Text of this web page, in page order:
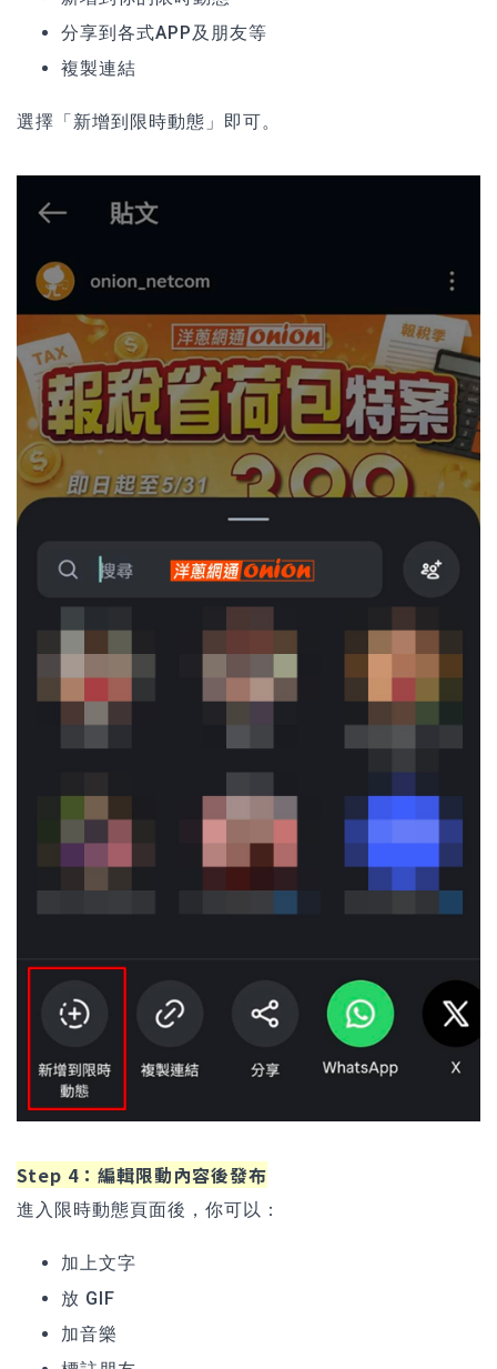
分享到各式APP及朋友等
複製連結
選擇「新增到限時動態」即可。
Step 4：編輯限動內容後發布
進入限時動態頁面後，你可以：
加上文字
放 GIF
加音樂